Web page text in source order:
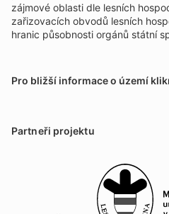
zájmové oblasti dle lesních
zařizovacích obvodů lesních
hranic působnosti orgánů státní
Pro bližší informace o území
Partneři projektu